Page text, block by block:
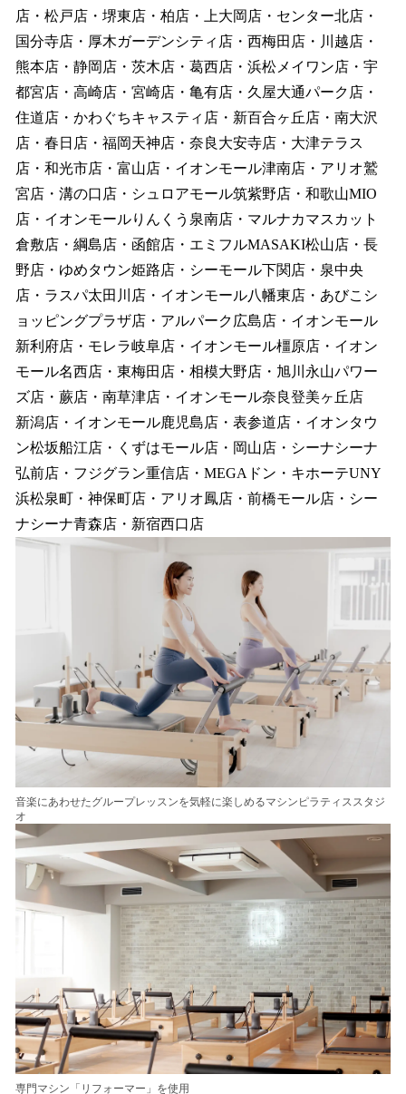
店・松戸店・堺東店・柏店・上大岡店・センター北店・
国分寺店・厚木ガーデンシティ店・西梅田店・川越店・
熊本店・静岡店・茨木店・葛西店・浜松メイワン店・宇
都宮店・高崎店・宮崎店・亀有店・久屋大通パーク店・
住道店・かわぐちキャスティ店・新百合ヶ丘店・南大沢
店・春日店・福岡天神店・奈良大安寺店・大津テラス
店・和光市店・富山店・イオンモール津南店・アリオ鷲
宮店・溝の口店・シュロアモール筑紫野店・和歌山MIO
店・イオンモールりんくう泉南店・マルナカマスカット
倉敷店・綱島店・函館店・エミフルMASAKI松山店・長
野店・ゆめタウン姫路店・シーモール下関店・泉中央
店・ラスパ太田川店・イオンモール八幡東店・あびこシ
ョッピングプラザ店・アルパーク広島店・イオンモール
新利府店・モレラ岐阜店・イオンモール橿原店・イオン
モール名西店・東梅田店・相模大野店・旭川永山パワー
ズ店・蕨店・南草津店・イオンモール奈良登美ヶ丘店
新潟店・イオンモール鹿児島店・表参道店・イオンタウ
ン松坂船江店・くずはモール店・岡山店・シーナシーナ
弘前店・フジグラン重信店・MEGAドン・キホーテUNY
浜松泉町・神保町店・アリオ鳳店・前橋モール店・シー
ナシーナ青森店・新宿西口店
音楽にあわせたグループレッスンを気軽に楽しめるマシンピラティススタジ
オ
専門マシン「リフォーマー」を使用